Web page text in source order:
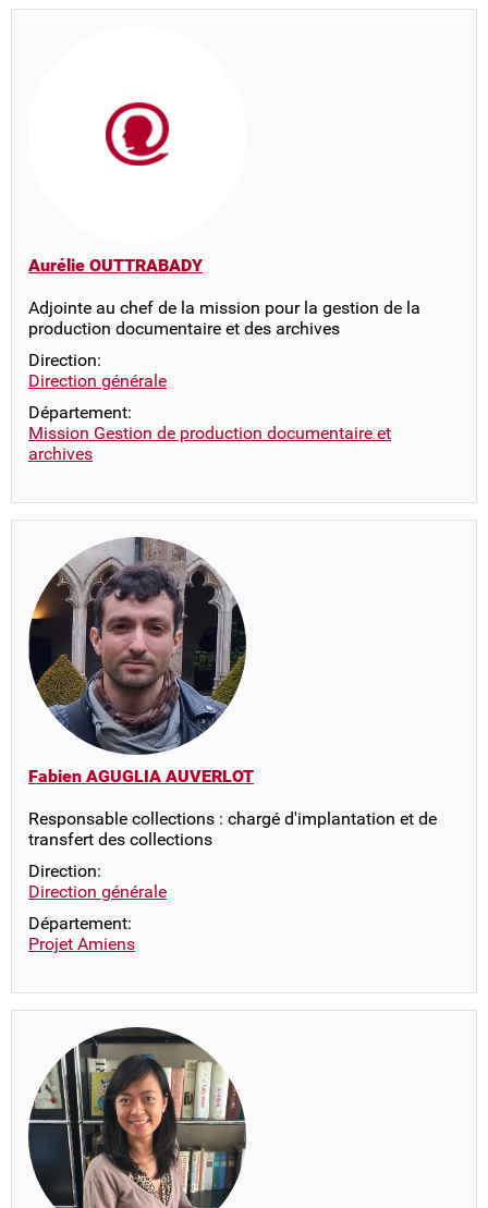
Aurélie OUTTRABADY
Adjointe au chef de la mission pour la gestion de la
production documentaire et des archives
Direction:
Direction générale
Département:
Mission Gestion de production documentaire et
archives
Fabien AGUGLIA AUVERLOT
Responsable collections : chargé d'implantation et de
transfert des collections
Direction:
Direction générale
Département:
Projet Amiens